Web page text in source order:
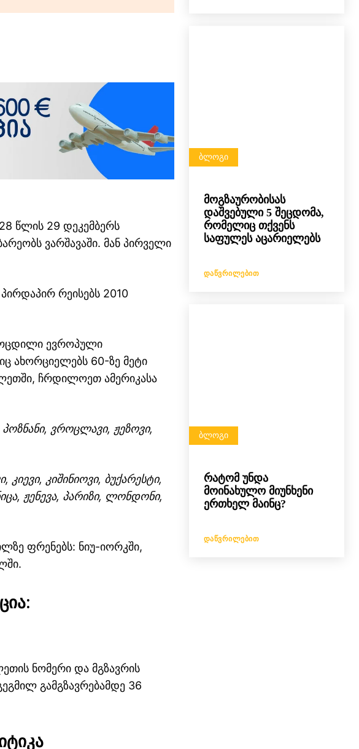
წლის 29 დეკემბერს
ვარშავაში. მან პირველი
რეისებს 2010
ევროპული
ახორციელებს 60-ზე მეტი
ჩრდილოეთ ამერიკასა
პოზნანი, ვროცლავი, ჟეზოვი,
კიევი, კიშინიოვი, ბუქარესტი,
ჟენევა, პარიზი, ლონდონი,
ფრენებს: ნიუ-იორკში,
ნომერი და მგზავრის
გამგზავრებამდე 36
ᲑᲚᲝᲒᲘ
მოგზაურობისას
დაშვებული 5 შეცდომა,
რომელიც თქვენს
საფულეს აცარიელებს
ᲓᲐᲬᲕᲠᲘᲚᲔᲑᲘᲗ
ᲑᲚᲝᲒᲘ
რატომ უნდა
მოინახულო მიუნხენი
ერთხელ მაინც?
ᲓᲐᲬᲕᲠᲘᲚᲔᲑᲘᲗ